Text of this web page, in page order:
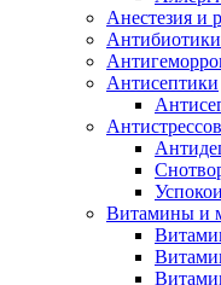
Анестезия и
Антибиотики
Антисептики
Витамины и